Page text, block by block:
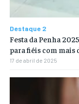
Destaque 2
Festa da Penha
para fiéis com mais
17 de abril de 2025